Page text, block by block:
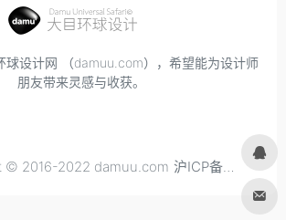
球设计网 （damuu.com），希望能为设计师
朋友带来灵感与收获。
© 2016-2022 damuu.com 沪ICP备